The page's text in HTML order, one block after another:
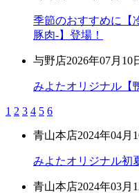
季節のおすすめに【
豚肉-】登場！
与野店2026年07月10
みよたオリジナル【
1 2 3 4 5 6
青山本店2024年04月
みよたオリジナル初
青山本店2024年03月